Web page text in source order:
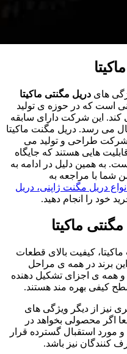
های دریل مگنتی ماکیتا
است که در حوزه ی تولید
کند. این شرکت دارای سابقه
می رسد. دریل مگنت ماکیتا
طراحی و تولید می
هایی هستند که جایگاه
به همین دلیل در ادامه به
شما با مراجعه به
انواع دریل مگنت ژاپنی، دریل
خود را انجام دهید.
ماکیتا
کیفیت بالای قطعات
برند در همه ی مراحل
و همه ی اجزای تشکیل دهنده
کیفی بهره مند هستند.
نیز از دیگر ویژگی های
اگر محصولی بخواهد در
مورد استقبال گسترده قرار
کنندگان نیز باشد.